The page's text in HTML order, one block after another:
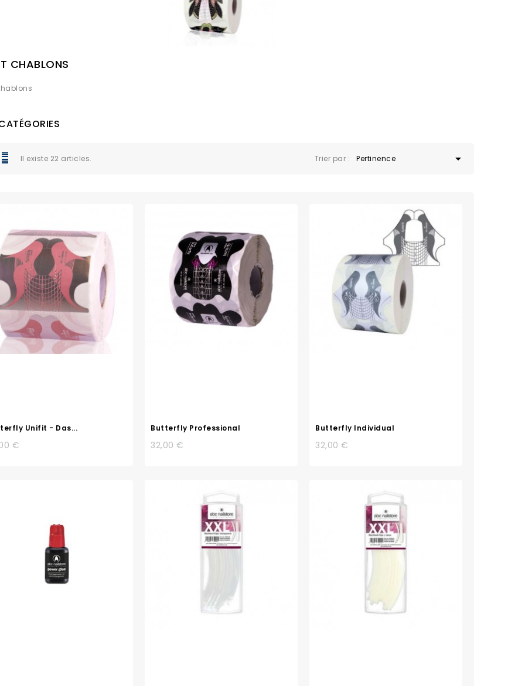
CHABLONS
Il existe 22 articles. Trier par : Pertinence 
Unifit - Das...
€
Butterfly Professional
32,00 €
Butterfly Individual
32,00 €